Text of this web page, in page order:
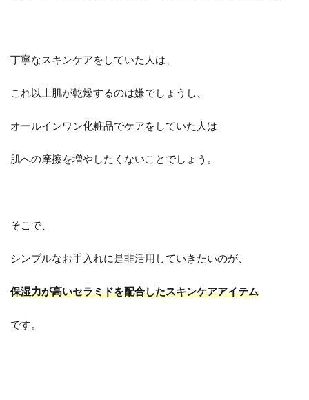
丁寧なスキンケアをしていた人は、
これ以上肌が乾燥するのは嫌でしょうし、
オールインワン化粧品でケアをしていた人は
肌への摩擦を増やしたくないことでしょう。
そこで、
シンプルなお手入れに是非活用していきたいのが、
保湿力が高いセラミドを配合したスキンケアアイテム
です。